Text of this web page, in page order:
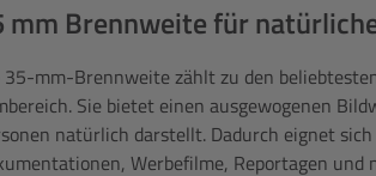
mm Brennweite für
35-mm-Brennweite zählt zu den
Sie bietet einen ausgewogenen
natürlich darstellt. Dadurch eignet
Werbefilme, Reportagen